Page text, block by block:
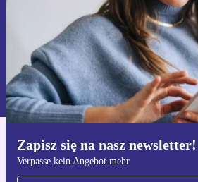
Zapisz się na nasz newsletter!
Verpasse kein Angebot mehr
Zarejestruj się
Informacje na temat używania danych
naszej
Polityce prywatności
Pobierz aplikację
Dla iOS i Android